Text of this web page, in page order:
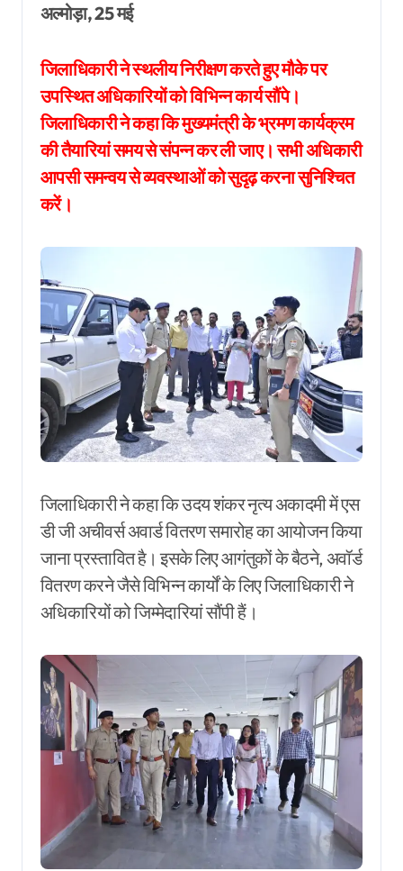
अल्मोड़ा, 25 मई
जिलाधिकारी ने स्थलीय निरीक्षण करते हुए मौके पर
उपस्थित अधिकारियों को विभिन्न कार्य सौंपे।
जिलाधिकारी ने कहा कि मुख्यमंत्री के भ्रमण कार्यक्रम
की तैयारियां समय से संपन्न कर ली जाए। सभी अधिकारी
आपसी समन्वय से व्यवस्थाओं को सुदृढ़ करना सुनिश्चित
करें।
जिलाधिकारी ने कहा कि उदय शंकर नृत्य अकादमी में एस
डी जी अचीवर्स अवार्ड वितरण समारोह का आयोजन किया
जाना प्रस्तावित है। इसके लिए आगंतुकों के बैठने, अवॉर्ड
वितरण करने जैसे विभिन्न कार्यों के लिए जिलाधिकारी ने
अधिकारियों को जिम्मेदारियां सौंपी हैं।